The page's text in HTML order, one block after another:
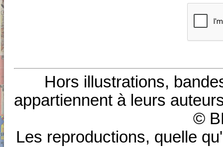
Hors illustrations,
appartiennent à leurs
©
Les reproductions, quelle